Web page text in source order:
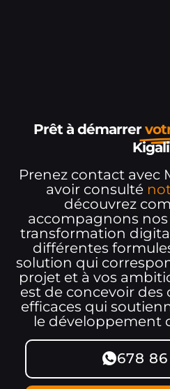
Prêt à démarrer
Prenez contact avec
avoir consulté
découvrez
accompagnons
transformation
différentes
solution qui
projet et à vos
est de concevoir
efficaces qui
le développement
678 86